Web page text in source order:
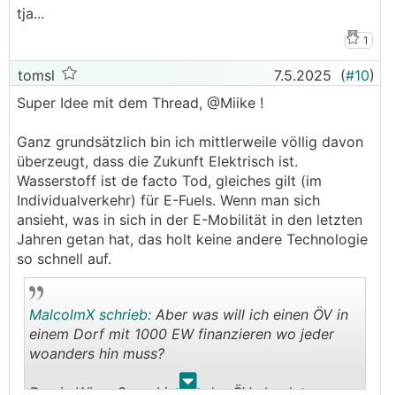
tja...
1
tomsl 7.5.2025 (#10)
Super Idee mit dem Thread, @­Miike !
Ganz grundsätzlich bin ich mittlerweile völlig davon
überzeugt, dass die Zukunft Elektrisch ist.
Wasserstoff ist de facto Tod, gleiches gilt (im
Individualverkehr) für E-Fuels. Wenn man sich
ansieht, was in sich in der E-Mobilität in den letzten
Jahren getan hat, das holt keine andere Technologie
so schnell auf.
. .
MalcolmX schrieb: Aber was will ich einen ÖV in
einem Dorf mit 1000 EW finanzieren wo jeder
woanders hin muss?